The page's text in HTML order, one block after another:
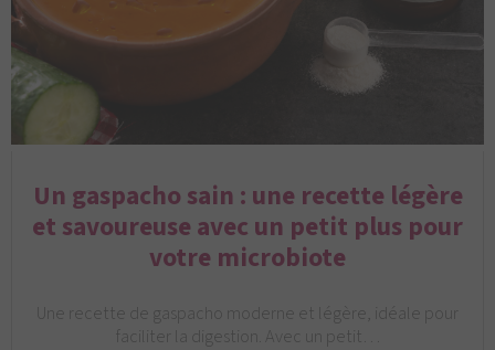
Un gaspacho sain : une recette légère
et savoureuse avec un petit plus pour
votre microbiote
Une recette de gaspacho moderne et légère, idéale pour
faciliter la digestion. Avec un petit…